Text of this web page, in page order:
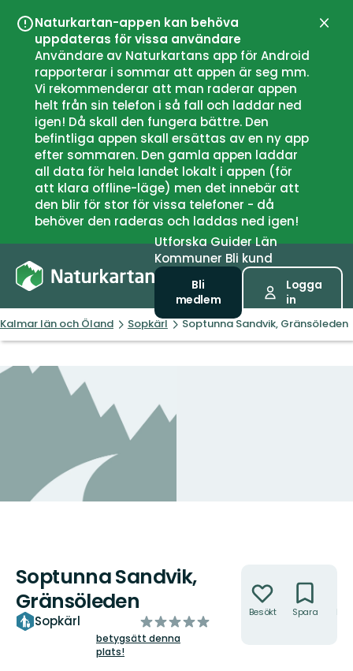
Naturkartan-appen kan behöva
uppdateras för vissa användare
Användare av Naturkartans app för Android
rapporterar i sommar att appen är seg mm.
Vi rekommenderar att man raderar appen
helt från sin telefon i så fall och laddar ned
igen! Då skall den fungera bättre. Den
befintliga appen skall ersättas av en ny app
efter sommaren. Den gamla appen laddar
all data för hela landet lokalt i appen (för
att klara offline-läge) men det innebär att
den blir för stor för vissa telefoner - då
behöver den raderas och laddas ned igen!
UtforskaGuiderLän
Kommuner Bli kund
Bli
medlem
Logga
in
Kalmar län och Öland Sopkärl Soptunna Sandvik, Gränsöleden
Soptunna Sandvik,
Gränsöleden
Sopkärl
av
5
betygsätt denna
plats!
Besökt Spara